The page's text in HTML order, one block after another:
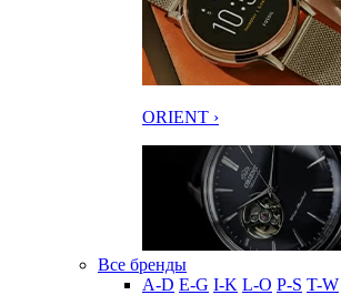
ORIENT ›
Все бренды
A-D E-G I-K L-O P-S T-W